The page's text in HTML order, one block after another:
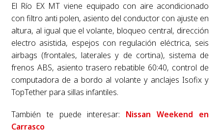
El Río EX MT viene equipado con aire acondicionado
con filtro anti polen, asiento del conductor con ajuste en
altura, al igual que el volante, bloqueo central, dirección
electro asistida, espejos con regulación eléctrica, seis
airbags (frontales, laterales y de cortina), sistema de
frenos ABS, asiento trasero rebatible 60:40, control de
computadora de a bordo al volante y anclajes Isofix y
TopTether para sillas infantiles.
También te puede interesar: Nissan Weekend en
Carrasco